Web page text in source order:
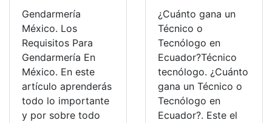
Gendarmería
México. Los
Requisitos Para
Gendarmería En
México. En este
artículo aprenderás
todo lo importante
y por sobre todo
¿Cuánto gana un
Técnico o
Tecnólogo en
Ecuador?Técnico
tecnólogo. ¿Cuánto
gana un Técnico o
Tecnólogo en
Ecuador?. Este el